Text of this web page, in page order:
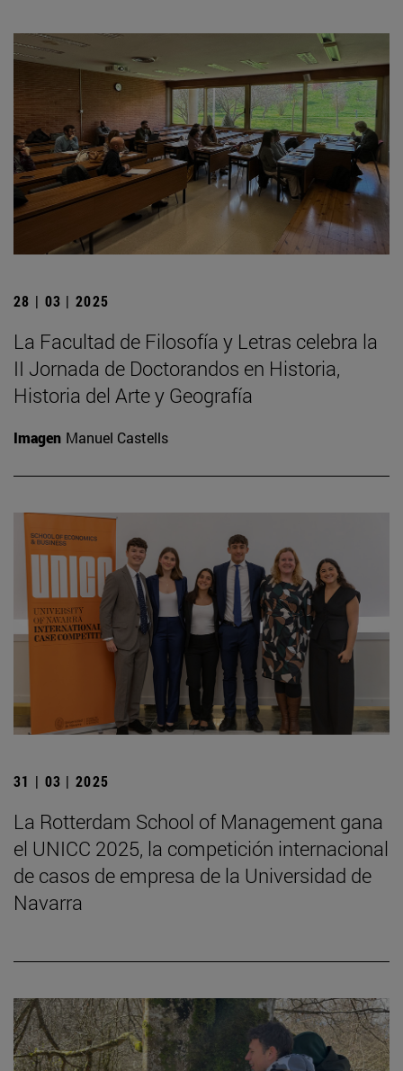
28 | 03 | 2025
La Facultad de Filosofía y Letras celebra la
II Jornada de Doctorandos en Historia,
Historia del Arte y Geografía
Imagen Manuel Castells
31 | 03 | 2025
La Rotterdam School of Management gana
el UNICC 2025, la competición internacional
de casos de empresa de la Universidad de
Navarra